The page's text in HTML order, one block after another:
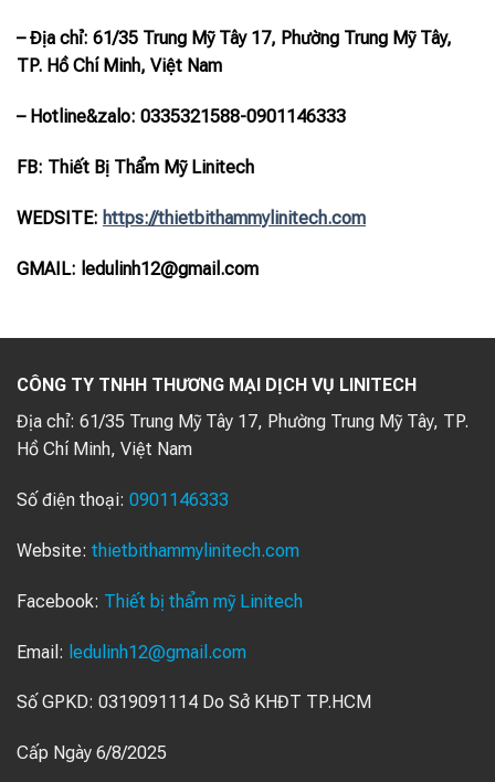
– Địa chỉ: 61/35 Trung Mỹ Tây 17, Phường Trung Mỹ Tây,
TP. Hồ Chí Minh, Việt Nam
– Hotline&zalo: 0335321588-0901146333
FB: Thiết Bị Thẩm Mỹ Linitech
WEDSITE: https://thietbithammylinitech.com
GMAIL: ledulinh12@gmail.com
CÔNG TY TNHH THƯƠNG MẠI DỊCH VỤ LINITECH
Địa chỉ: 61/35 Trung Mỹ Tây 17, Phường Trung Mỹ Tây, TP.
Hồ Chí Minh, Việt Nam
Số điện thoại: 0901146333
Website: thietbithammylinitech.com
Facebook: Thiết bị thẩm mỹ Linitech
Email: ledulinh12@gmail.com
Số GPKD: 0319091114 Do Sở KHĐT TP.HCM
Cấp Ngày 6/8/2025